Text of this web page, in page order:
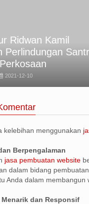
Ridwan Kamil
Perlindungan
2021-12-10
kelebihan menggunakan
Berpengalaman
jasa pembuatan website
dalam bidang
Anda dalam membangun
dan Responsif